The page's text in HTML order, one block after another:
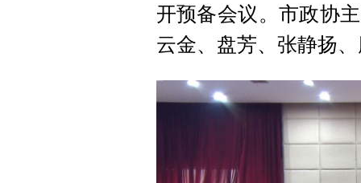
开预备会议。市政协
云金、盘芳、张静扬